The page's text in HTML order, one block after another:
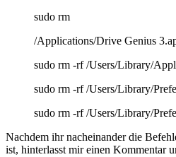
sudo rm
/Applications/Drive Genius
sudo rm -rf /Users/Library/
sudo rm -rf /Users/Library/
sudo rm -rf /Users/Library/
Nachdem ihr nacheinander die
ist, hinterlasst mir einen Kommentar